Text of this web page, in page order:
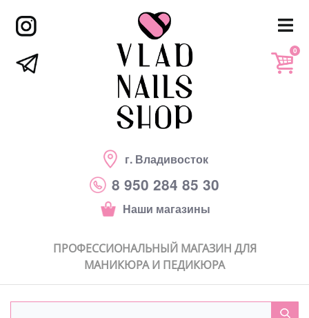
г. Владивосток
8 950 284 85 30
Наши магазины
0
ПРОФЕССИОНАЛЬНЫЙ МАГАЗИН ДЛЯ
МАНИКЮРА И ПЕДИКЮРА